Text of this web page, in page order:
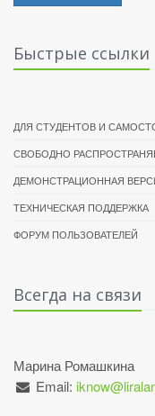
Быстрые ссылки
ДЛЯ СТУДЕНТОВ И
СВОБОДНО
ДЕМОНСТРАЦИОННАЯ
ТЕХНИЧЕСКАЯ ПОДДЕРЖКА
ФОРУМ ПОЛЬЗОВАТЕЛЕЙ
Всегда на связи
Марина Ромашкина
Email: